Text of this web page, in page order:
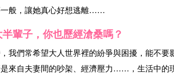
一般，讓她真心好想逃離……
半輩子，你也歷經滄桑嗎？
我們常希望大人世界裡的紛爭與困擾，能不
來自夫妻間的吵架、經濟壓力……，生活中的